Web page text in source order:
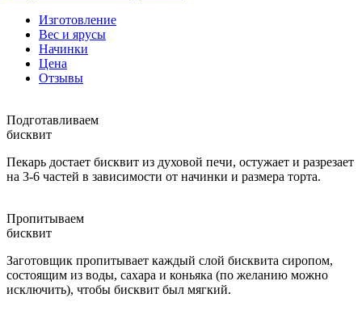
Изготовление
Вес и ярусы
Начинки
Цена
Отзывы
Подготавливаем
бисквит
Пекарь достает бисквит из духовой печи, остужает и разрезает
на 3-6 частей в зависимости от начинки и размера торта.
Пропитываем
бисквит
Заготовщик пропитывает каждый слой бисквита сиропом,
состоящим из воды, сахара и коньяка (по желанию можно
исключить), чтобы бисквит был мягкий.